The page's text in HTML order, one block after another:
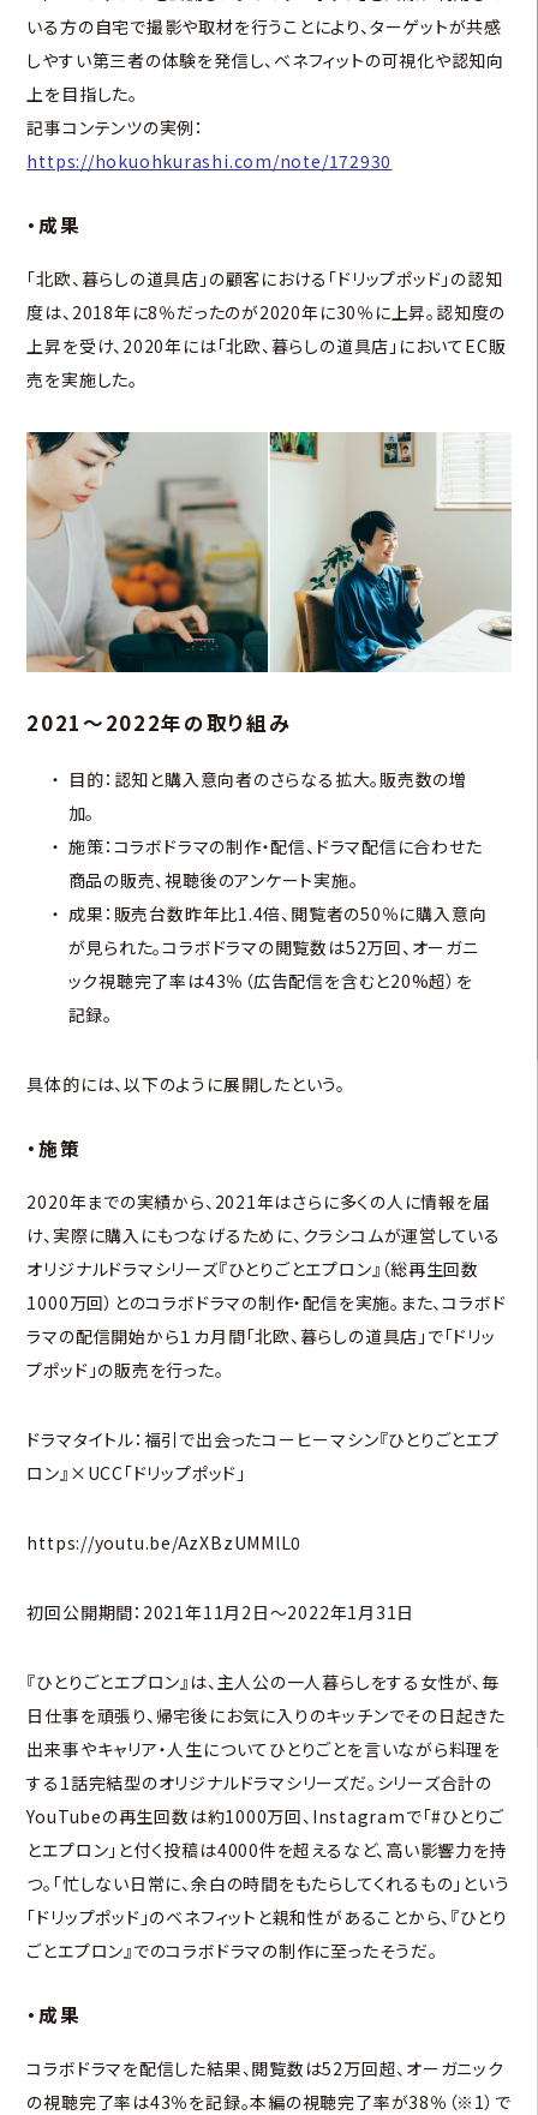
いる方の自宅で撮影や取材を行うことにより、ターゲットが共感
しやすい第三者の体験を発信し、ベネフィットの可視化や認知向
上を目指した。
記事コンテンツの実例：
https://hokuohkurashi.com/note/172930
・成果
「北欧、暮らしの道具店」の顧客における「ドリップポッド」の認知
度は、2018年に8％だったのが2020年に30％に上昇。認知度の
上昇を受け、2020年には「北欧、暮らしの道具店」においてEC販
売を実施した。
2021〜2022年の取り組み
目的：認知と購入意向者のさらなる拡大。販売数の増
加。
施策：コラボドラマの制作・配信、ドラマ配信に合わせた
商品の販売、視聴後のアンケート実施。
成果：販売台数昨年比1.4倍、閲覧者の50％に購入意向
が見られた。コラボドラマの閲覧数は52万回、オーガニ
ック視聴完了率は43％（広告配信を含むと20%超）を
記録。
具体的には、以下のように展開したという。
・施策
2020年までの実績から、2021年はさらに多くの人に情報を届
け、実際に購入にもつなげるために、クラシコムが運営している
オリジナルドラマシリーズ『ひとりごとエプロン』（総再生回数
1000万回）とのコラボドラマの制作・配信を実施。また、コラボド
ラマの配信開始から１カ月間「北欧、暮らしの道具店」で「ドリッ
プポッド」の販売を行った。
ドラマタイトル：福引で出会ったコーヒーマシン『ひとりごとエプ
ロン』×UCC「ドリップポッド」
https://youtu.be/AzXBzUMMlL0
初回公開期間：2021年11月2日〜2022年1月31日
『ひとりごとエプロン』は、主人公の一人暮らしをする女性が、毎
日仕事を頑張り、帰宅後にお気に入りのキッチンでその日起きた
出来事やキャリア・人生についてひとりごとを言いながら料理を
する1話完結型のオリジナルドラマシリーズだ。シリーズ合計の
YouTubeの再生回数は約1000万回、Instagramで「#ひとりご
とエプロン」と付く投稿は4000件を超えるなど、高い影響力を持
つ。「忙しない日常に、余白の時間をもたらしてくれるもの」という
「ドリップポッド」のベネフィットと親和性があることから、『ひとり
ごとエプロン』でのコラボドラマの制作に至ったそうだ。
・成果
コラボドラマを配信した結果、閲覧数は52万回超、オーガニック
の視聴完了率は43％を記録。本編の視聴完了率が38％（※1）で